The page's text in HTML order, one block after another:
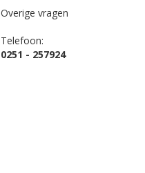
Overige vragen
Telefoon:
0251 - 257924